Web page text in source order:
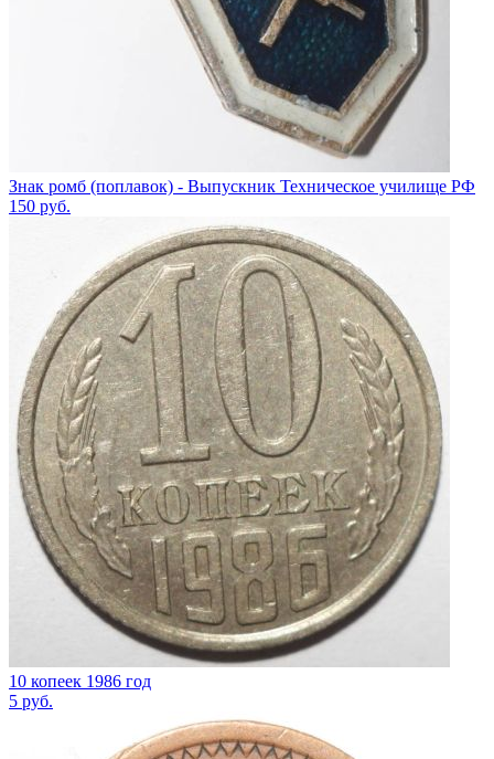
Знак ромб (поплавок) - Выпускник Техническое училище РФ
150 руб.
10 копеек 1986 год
5 руб.